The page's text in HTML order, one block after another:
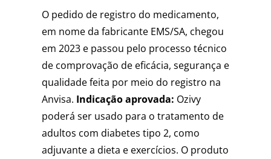
O pedido de registro do medicamento,
em nome da fabricante EMS/SA, chegou
em 2023 e passou pelo processo técnico
de comprovação de eficácia, segurança e
qualidade feita por meio do registro na
Anvisa. Indicação aprovada: Ozivy
poderá ser usado para o tratamento de
adultos com diabetes tipo 2, como
adjuvante a dieta e exercícios. O produto